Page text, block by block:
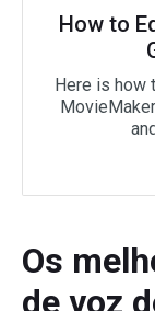
How to
Here is how
Os
de voz